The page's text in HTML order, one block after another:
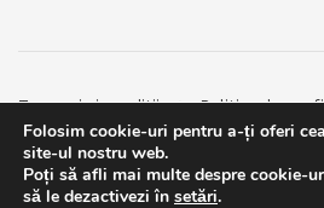
Termeni si conditii
Politica de
Facebook
Contact
© 2019bpnews- Business & Politics
Folosim cookie-uri pentru a-ți oferi
site-ul nostru web.
Poți să afli mai multe despre cookie-
să le dezactivezi în setări.
This website uses GDPR cookies.